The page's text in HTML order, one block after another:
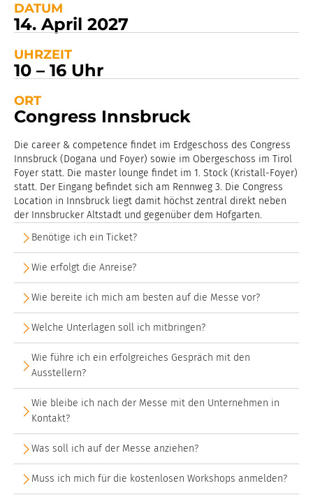
DATUM
14. April 2027
UHRZEIT
10 – 16 Uhr
ORT
Congress Innsbruck
Die career & competence findet im Erdgeschoss des Congress
Innsbruck (Dogana und Foyer) sowie im Obergeschoss im Tirol
Foyer statt. Die master lounge findet im 1. Stock (Kristall-Foyer)
statt. Der Eingang befindet sich am Rennweg 3. Die Congress
Location in Innsbruck liegt damit höchst zentral direkt neben
der Innsbrucker Altstadt und gegenüber dem Hofgarten.
Benötige ich ein Ticket?
Wie erfolgt die Anreise?
Wie bereite ich mich am besten auf die Messe vor?
Welche Unterlagen soll ich mitbringen?
Wie führe ich ein erfolgreiches Gespräch mit den
Ausstellern?
Wie bleibe ich nach der Messe mit den Unternehmen in
Kontakt?
Was soll ich auf der Messe anziehen?
Muss ich mich für die kostenlosen Workshops anmelden?